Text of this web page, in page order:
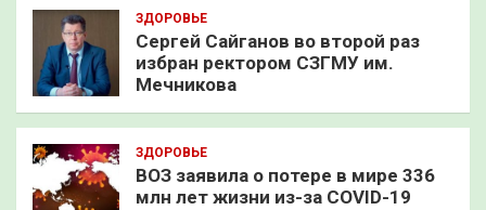
ЗДОРОВЬЕ
Сергей Сайганов во второй раз
избран ректором СЗГМУ им.
Мечникова
ЗДОРОВЬЕ
ВОЗ заявила о потере в мире 336
млн лет жизни из-за COVID-19